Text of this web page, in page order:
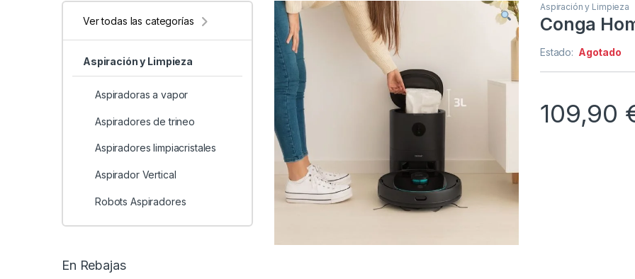
Aspiración y Limpieza
Conga
Estado: Agotado
109,90
Ver todas las categorías
Aspiración y Limpieza
Aspiradoras a vapor
Aspiradores de trineo
Aspiradores limpiacristales
Aspirador Vertical
Robots Aspiradores
En Rebajas